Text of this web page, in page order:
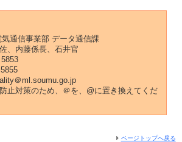
通信事業部 データ通信課
、内藤係長、石井官
＠ml.soumu.go.jp
止対策のため、＠を、@に置き換えてくだ
ページトップへ戻る